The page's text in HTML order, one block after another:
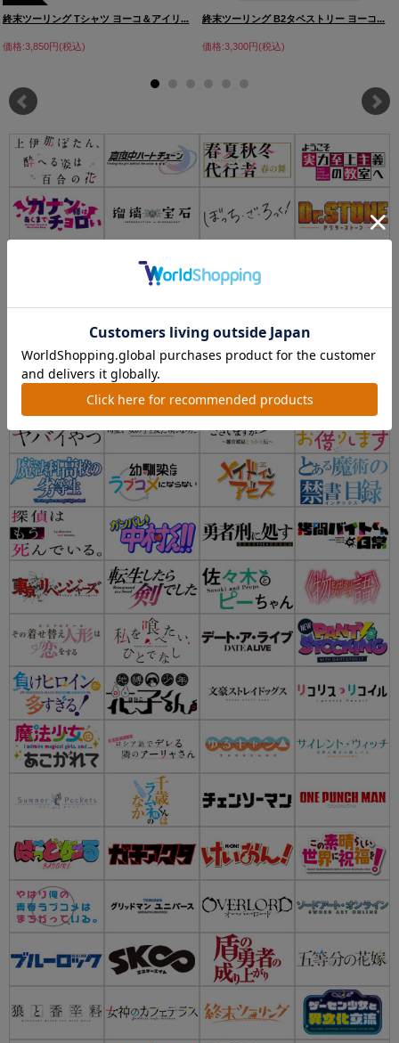
終末ツーリング Tシャツ ヨーコ＆アイリ...
価格:3,850円(税込)
終末ツーリング B2タペストリー ヨーコ...
価格:3,300円(税込)